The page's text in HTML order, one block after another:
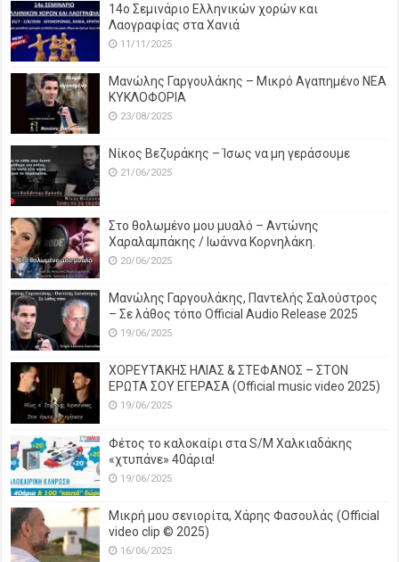
14o Σεμινάριο Ελληνικών χορών και
Λαογραφίας στα Χανιά
11/11/2025
Μανώλης Γαργουλάκης – Μικρό Αγαπημένο NEΑ
ΚΥΚΛΟΦΟΡΙΑ
23/08/2025
Νίκος Βεζυράκης – Ίσως να μη γεράσουμε
21/06/2025
Στο θολωμένο μου μυαλό – Αντώνης
Χαραλαμπάκης / Ιωάννα Κορνηλάκη.
20/06/2025
Μανώλης Γαργουλάκης, Παντελής Σαλούστρος
– Σε λάθος τόπο Official Audio Release 2025
19/06/2025
ΧΟΡΕΥΤΑΚΗΣ ΗΛΙΑΣ & ΣΤΕΦΑΝΟΣ – ΣΤΟΝ
ΕΡΩΤΑ ΣΟΥ ΕΓΕΡΑΣΑ (Official music video 2025)
19/06/2025
Φέτος το καλοκαίρι στα S/M Χαλκιαδάκης
«χτυπάνε» 40άρια!
19/06/2025
Μικρή μου σενιορίτα, Χάρης Φασουλάς (Official
video clip © 2025)
16/06/2025